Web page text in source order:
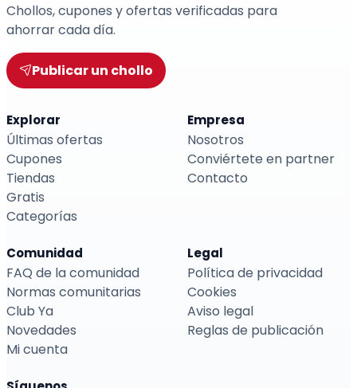
Chollos, cupones y ofertas verificadas para
ahorrar cada día.
Publicar un chollo
Explorar
Últimas ofertas
Cupones
Tiendas
Gratis
Categorías
Empresa
Nosotros
Conviértete en partner
Contacto
Comunidad
FAQ de la comunidad
Normas comunitarias
Club Ya
Novedades
Mi cuenta
Legal
Política de privacidad
Cookies
Aviso legal
Reglas de publicación